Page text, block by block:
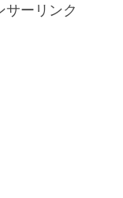
サーリンク